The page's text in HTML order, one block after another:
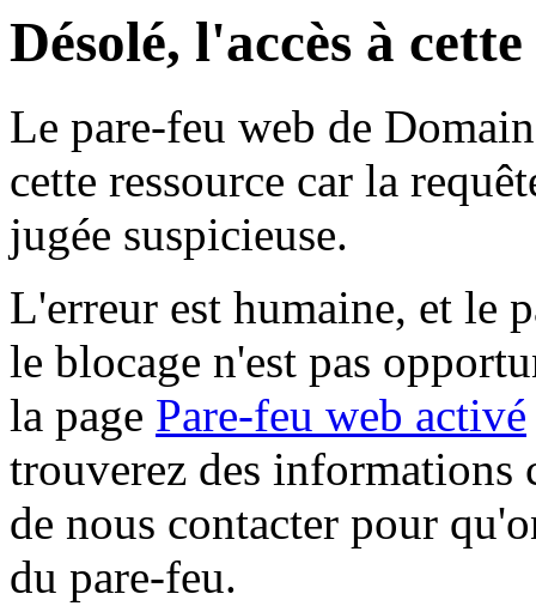
Désolé, l'accès à
Le pare-feu web de
cette ressource car la
jugée suspicieuse.
L'erreur est humaine, et le
le blocage n'est pas
la page Pare-feu web activé
trouverez des informations
de nous contacter pour
du pare-feu.